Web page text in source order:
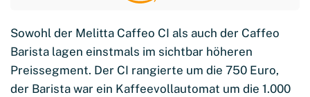
Sowohl der Melitta Caffeo CI als auch der Caffeo
Barista lagen einstmals im sichtbar höheren
Preissegment. Der CI rangierte um die 750 Euro,
der Barista war ein Kaffeevollautomat um die 1.000